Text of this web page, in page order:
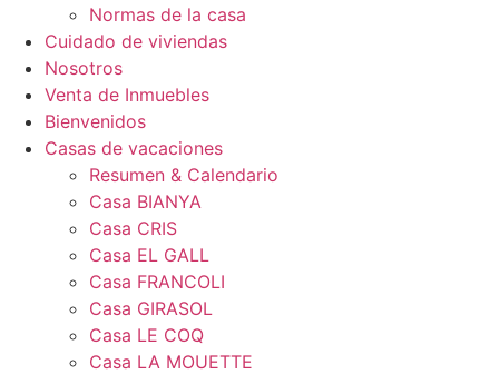
Normas de la casa
Cuidado de viviendas
Nosotros
Venta de Inmuebles
Bienvenidos
Casas de vacaciones
Resumen & Calendario
Casa BIANYA
Casa CRIS
Casa EL GALL
Casa FRANCOLI
Casa GIRASOL
Casa LE COQ
Casa LA MOUETTE